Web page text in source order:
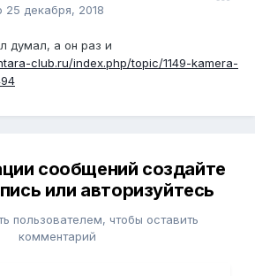
25 декабря, 2018
думал, а он раз и
club.ru/index.php/topic/1149-kamera-
сообщений создайте
или авторизуйтесь
пользователем, чтобы оставить
комментарий